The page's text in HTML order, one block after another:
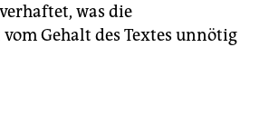
was die
Gehalt des Textes unnötig